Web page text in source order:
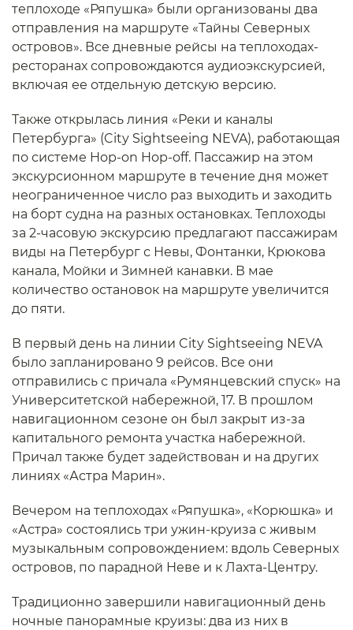
теплоходе «Ряпушка» были организованы два
отправления на маршруте «Тайны Северных
островов». Все дневные рейсы на теплоходах-
ресторанах сопровождаются аудиоэкскурсией,
включая ее отдельную детскую версию.
Также открылась линия «Реки и каналы
Петербурга» (City Sightseeing NEVA), работающая
по системе Hop-on Hop-off. Пассажир на этом
экскурсионном маршруте в течение дня может
неограниченное число раз выходить и заходить
на борт судна на разных остановках. Теплоходы
за 2-часовую экскурсию предлагают пассажирам
виды на Петербург с Невы, Фонтанки, Крюкова
канала, Мойки и Зимней канавки. В мае
количество остановок на маршруте увеличится
до пяти.
В первый день на линии City Sightseeing NEVA
было запланировано 9 рейсов. Все они
отправились с причала «Румянцевский спуск» на
Университетской набережной, 17. В прошлом
навигационном сезоне он был закрыт из-за
капитального ремонта участка набережной.
Причал также будет задействован и на других
линиях «Астра Марин».
Вечером на теплоходах «Ряпушка», «Корюшка» и
«Астра» состоялись три ужин-круиза с живым
музыкальным сопровождением: вдоль Северных
островов, по парадной Неве и к Лахта-Центру.
Традиционно завершили навигационный день
ночные панорамные круизы: два из них в